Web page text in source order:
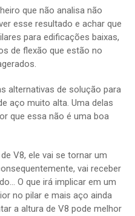
que não analisa não
esse resultado e achar que
para edificações baixas,
de flexão que estão no
alternativas de solução para
aço muito alta. Uma delas
que essa não é uma boa
V8, ele vai se tornar um
vai receber
O que irá implicar em um
no pilar e mais aço ainda
a altura de V8 pode melhor